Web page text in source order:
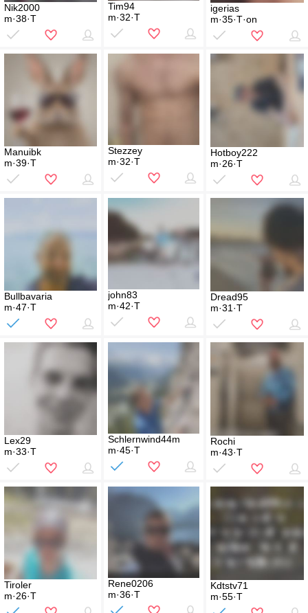
Nik2000
m·38·T
Tim94
m·32·T
igerias
m·35·T·on
Manuibk
m·39·T
Stezzey
m·32·T
Hotboy222
m·26·T
Bullbavaria
m·47·T
john83
m·42·T
Dread95
m·31·T
Lex29
m·33·T
Schlernwind44m
m·45·T
Rochi
m·43·T
Tiroler
m·26·T
Rene0206
m·36·T
Kdtstv71
m·55·T